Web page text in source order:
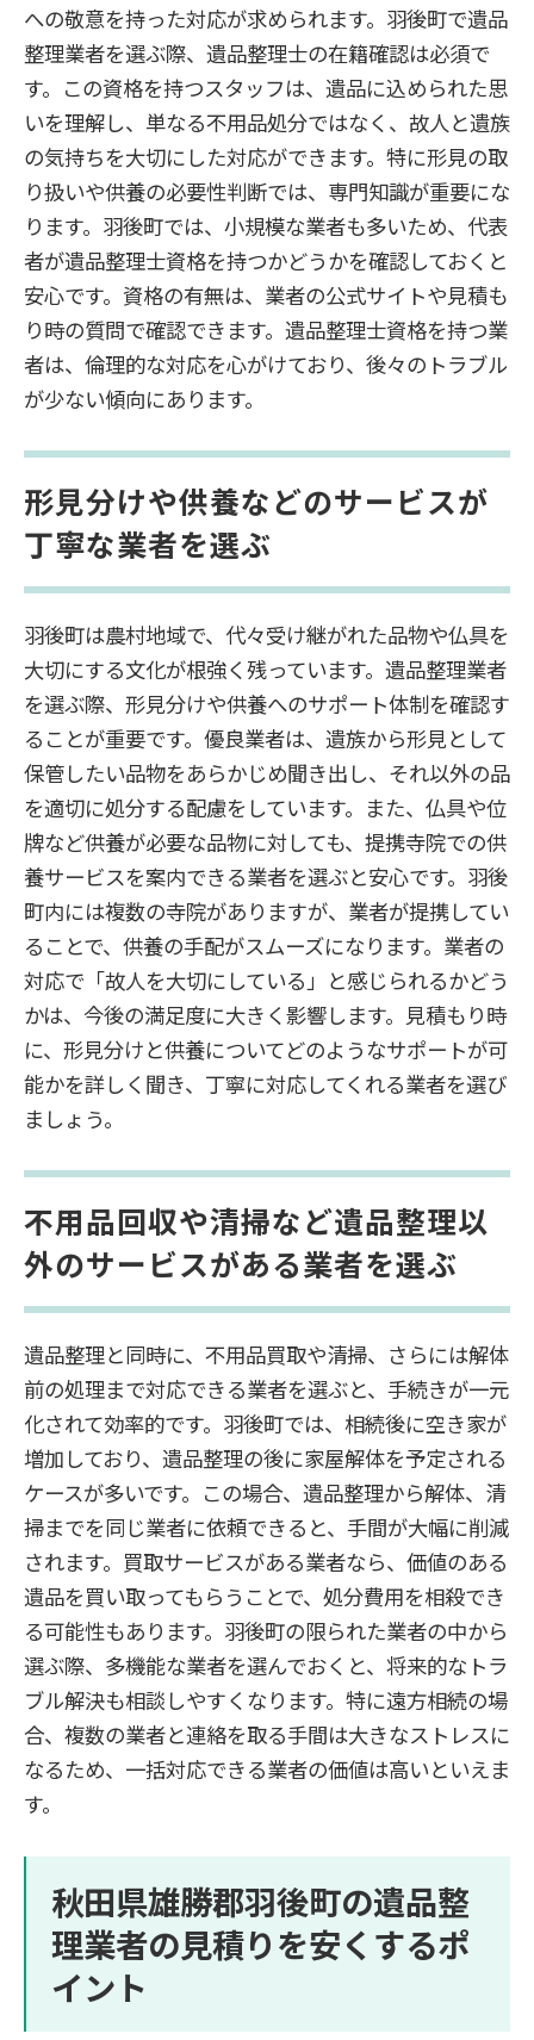
への敬意を持った対応が求められます。羽後町で遺品
整理業者を選ぶ際、遺品整理士の在籍確認は必須で
す。この資格を持つスタッフは、遺品に込められた思
いを理解し、単なる不用品処分ではなく、故人と遺族
の気持ちを大切にした対応ができます。特に形見の取
り扱いや供養の必要性判断では、専門知識が重要にな
ります。羽後町では、小規模な業者も多いため、代表
者が遺品整理士資格を持つかどうかを確認しておくと
安心です。資格の有無は、業者の公式サイトや見積も
り時の質問で確認できます。遺品整理士資格を持つ業
者は、倫理的な対応を心がけており、後々のトラブル
が少ない傾向にあります。
形見分けや供養などのサービスが
丁寧な業者を選ぶ
羽後町は農村地域で、代々受け継がれた品物や仏具を
大切にする文化が根強く残っています。遺品整理業者
を選ぶ際、形見分けや供養へのサポート体制を確認す
ることが重要です。優良業者は、遺族から形見として
保管したい品物をあらかじめ聞き出し、それ以外の品
を適切に処分する配慮をしています。また、仏具や位
牌など供養が必要な品物に対しても、提携寺院での供
養サービスを案内できる業者を選ぶと安心です。羽後
町内には複数の寺院がありますが、業者が提携してい
ることで、供養の手配がスムーズになります。業者の
対応で「故人を大切にしている」と感じられるかどう
かは、今後の満足度に大きく影響します。見積もり時
に、形見分けと供養についてどのようなサポートが可
能かを詳しく聞き、丁寧に対応してくれる業者を選び
ましょう。
不用品回収や清掃など遺品整理以
外のサービスがある業者を選ぶ
遺品整理と同時に、不用品買取や清掃、さらには解体
前の処理まで対応できる業者を選ぶと、手続きが一元
化されて効率的です。羽後町では、相続後に空き家が
増加しており、遺品整理の後に家屋解体を予定される
ケースが多いです。この場合、遺品整理から解体、清
掃までを同じ業者に依頼できると、手間が大幅に削減
されます。買取サービスがある業者なら、価値のある
遺品を買い取ってもらうことで、処分費用を相殺でき
る可能性もあります。羽後町の限られた業者の中から
選ぶ際、多機能な業者を選んでおくと、将来的なトラ
ブル解決も相談しやすくなります。特に遠方相続の場
合、複数の業者と連絡を取る手間は大きなストレスに
なるため、一括対応できる業者の価値は高いといえま
す。
秋田県雄勝郡羽後町の遺品整
理業者の見積りを安くするポ
イント